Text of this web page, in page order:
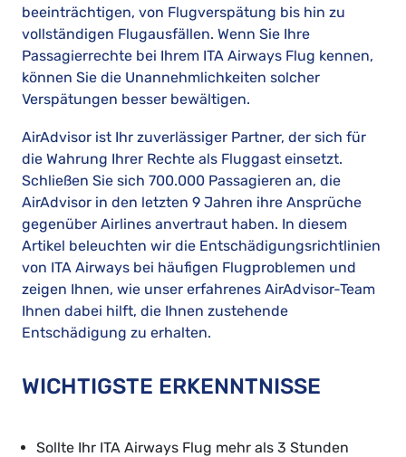
beeinträchtigen, von Flugverspätung bis hin zu
vollständigen Flugausfällen. Wenn Sie Ihre
Passagierrechte bei Ihrem ITA Airways Flug kennen,
können Sie die Unannehmlichkeiten solcher
Verspätungen besser bewältigen.
AirAdvisor ist Ihr zuverlässiger Partner, der sich für
die Wahrung Ihrer Rechte als Fluggast einsetzt.
Schließen Sie sich 700.000 Passagieren an, die
AirAdvisor in den letzten 9 Jahren ihre Ansprüche
gegenüber Airlines anvertraut haben. In diesem
Artikel beleuchten wir die Entschädigungsrichtlinien
von ITA Airways bei häufigen Flugproblemen und
zeigen Ihnen, wie unser erfahrenes AirAdvisor-Team
Ihnen dabei hilft, die Ihnen zustehende
Entschädigung zu erhalten.
WICHTIGSTE ERKENNTNISSE
Sollte Ihr ITA Airways Flug mehr als 3 Stunden